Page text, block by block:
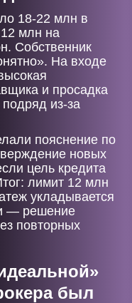
18-22 млн в
млн на
Собственник
На входе
и просадка
из-за
пояснение по
новых
цель кредита
лимит 12 млн
укладывается
— решение
повторных
был